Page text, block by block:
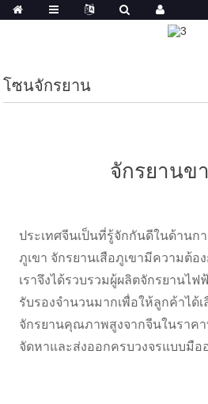
โซนจักรยาน
จักรยานข
ประเทศจีนเป็นที่รู้จักกันดีในด้านก
ภูเขา จักรยานเสือภูเขามีความต้อ
เราจึงได้รวบรวมผู้ผลิตจักรยานไฟ
รับรองจำนวนมากเพื่อให้ลูกค้าได้
จักรยานคุณภาพสูงจากจีนในราค
จัดหาและส่งออกครบวงจรแบบมือ